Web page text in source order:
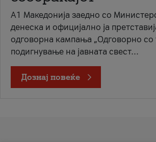
A1 Македонија заедно со
денеска и официјално ја
одговорна кампања „Одговорно со
подигнување на јавната свест...
Дознај повеќе